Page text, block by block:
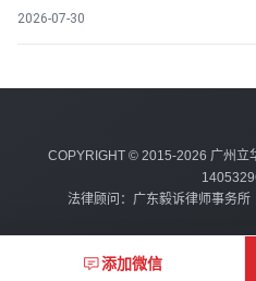
2026-07-30
COPYRIGHT © 2015-2026 广州
法律顾问：广东毅诉律师事务
添加微信